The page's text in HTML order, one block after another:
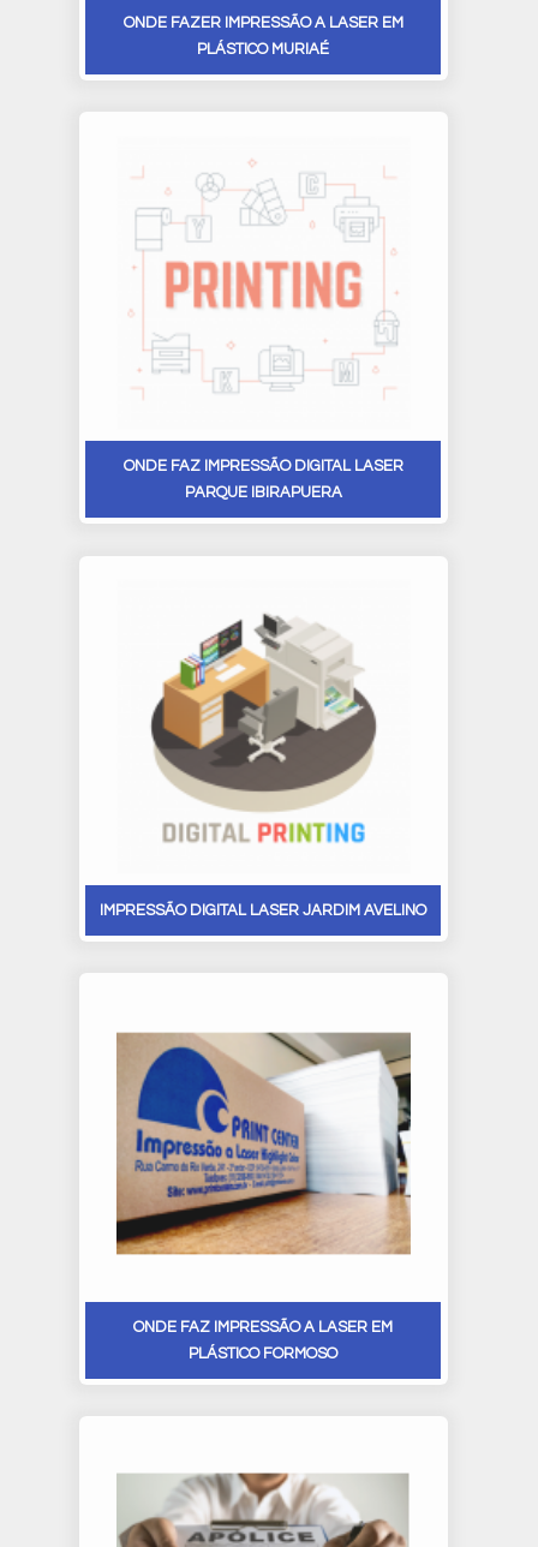
ONDE FAZER IMPRESSÃO A LASER EM
PLÁSTICO MURIAÉ
ONDE FAZ IMPRESSÃO DIGITAL LASER
PARQUE IBIRAPUERA
IMPRESSÃO DIGITAL LASER JARDIM AVELINO
ONDE FAZ IMPRESSÃO A LASER EM
PLÁSTICO FORMOSO